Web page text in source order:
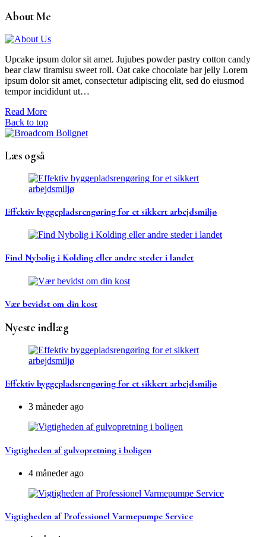
About Me
Upcake ipsum dolor sit amet. Jujubes powder pastry cotton candy
bear claw tiramisu sweet roll. Oat cake chocolate bar jelly Lorem
ipsum dolor sit amet, consectetur adipiscing elit, sed do eiusmod
tempor incididunt ut…
Read More
Back to top
Læs også
Effektiv byggepladsrengøring for et sikkert arbejdsmiljø
Find Nybolig i Kolding eller andre steder i landet
Vær bevidst om din kost
Nyeste indlæg
Effektiv byggepladsrengøring for et sikkert arbejdsmiljø
3 måneder ago
Vigtigheden af gulvopretning i boligen
4 måneder ago
Vigtigheden af Professionel Varmepumpe Service